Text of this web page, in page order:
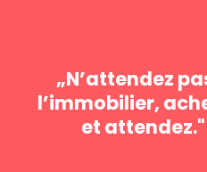
„N’attendez
l’immobilier,
et attendez."